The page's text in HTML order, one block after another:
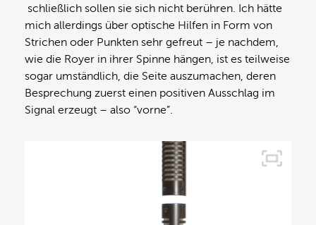
schließlich sollen sie sich nicht berühren. Ich hätte
mich allerdings über optische Hilfen in Form von
Strichen oder Punkten sehr gefreut – je nachdem,
wie die Royer in ihrer Spinne hängen, ist es teilweise
sogar umständlich, die Seite auszumachen, deren
Besprechung zuerst einen positiven Ausschlag im
Signal erzeugt – also “vorne”.